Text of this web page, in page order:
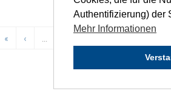
Authentifizierung) der
Mehr Informationen
« ‹ ...